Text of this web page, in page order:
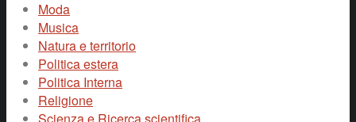
Moda
Musica
Natura e territorio
Politica estera
Politica Interna
Religione
Scienza e Ricerca scientifica